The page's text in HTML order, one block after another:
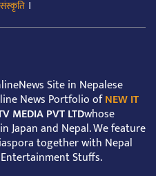
संस्कृति ।
Site in Nepalese
News Portfolio ofNEW IT
MEDIA PVT LTDwhose
Japan and Nepal. We feature
together with Nepal
Stuffs.